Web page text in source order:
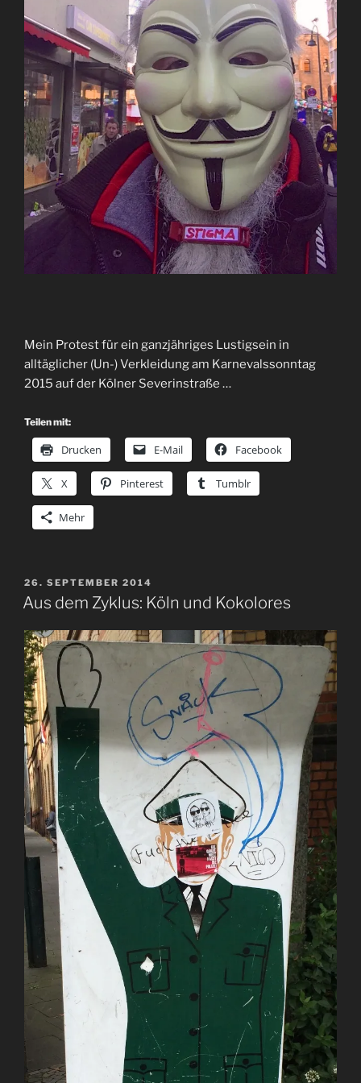
Mein Protest für ein ganzjähriges Lustigsein in
alltäglicher (Un-) Verkleidung am Karnevalssonntag
2015 auf der Kölner Severinstraße …
Teilen mit:
Drucken E-Mail Facebook
X Pinterest Tumblr
Mehr
VERÖFFENTLICHT
AM
26. SEPTEMBER 2014
Aus dem Zyklus: Köln und Kokolores